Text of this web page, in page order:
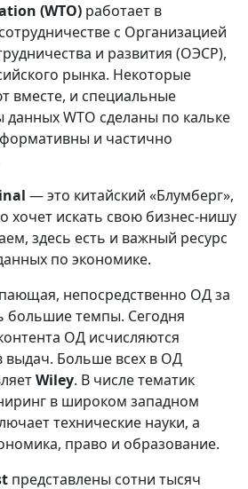
(WTO) работает в
с Организацией
и развития (ОЭСР),
рынка. Некоторые
вместе, и специальные
данных WTO сделаны по кальке
и частично
— это китайский «Блумберг»,
хочет искать свою бизнес-нишу
здесь есть и важный ресурс
по экономике.
непосредственно ОД за
большие темпы. Сегодня
ОД исчисляются
выдач. Больше всех в ОД
Wiley. В числе тематик
в широком западном
технические науки, а
право и образование.
представлены сотни тысяч